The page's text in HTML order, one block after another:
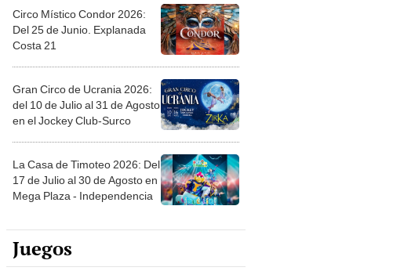
Circo Místico Condor 2026:
Del 25 de Junio. Explanada
Costa 21
Gran Circo de Ucrania 2026:
del 10 de Julio al 31 de Agosto
en el Jockey Club-Surco
La Casa de Timoteo 2026: Del
17 de Julio al 30 de Agosto en
Mega Plaza - Independencia
Juegos